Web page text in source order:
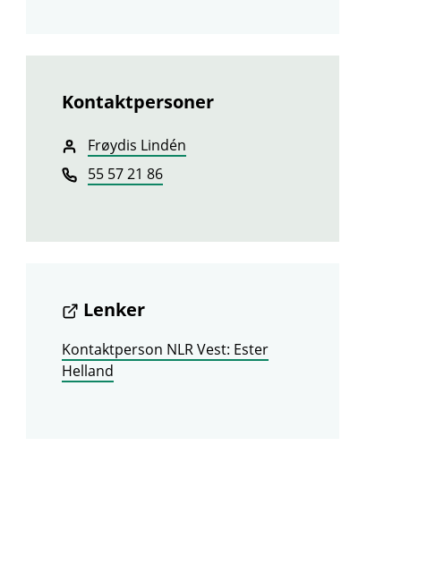
Kontaktpersoner
Frøydis Lindén
55 57 21 86
Lenker
Kontaktperson NLR Vest: Ester
Helland